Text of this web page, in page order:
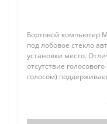
Бортовой компьютер
под лобовое стекло
установки место.
отсутствие
голосом)